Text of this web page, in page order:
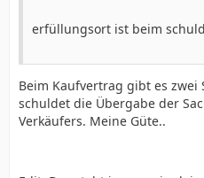
erfüllungsort ist beim
Beim Kaufvertrag gibt es zwei
schuldet die Übergabe der
Verkäufers. Meine Güte..